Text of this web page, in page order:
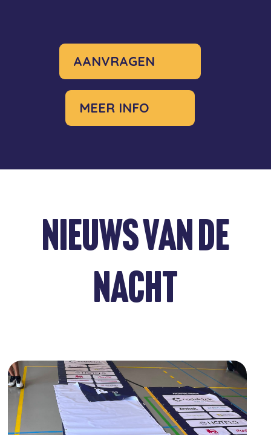
AANVRAGEN
MEER INFO
NIEUWS VAN DE
NACHT